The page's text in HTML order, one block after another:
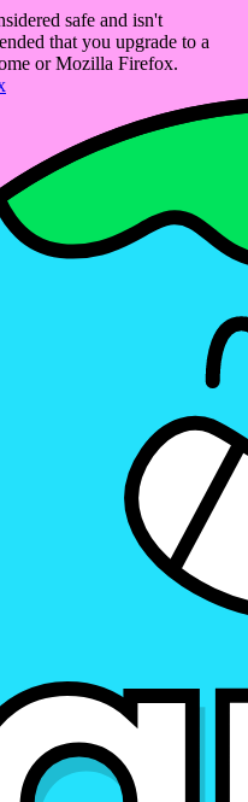
safe and isn't
that you upgrade to a
or Mozilla Firefox.